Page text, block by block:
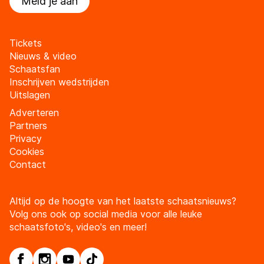
Tickets
Nieuws & video
Schaatsfan
Inschrijven wedstrijden
Uitslagen
Adverteren
Partners
Privacy
Cookies
Contact
Altijd op de hoogte van het laatste schaatsnieuws?
Volg ons ook op social media voor alle leuke
schaatsfoto's, video's en meer!